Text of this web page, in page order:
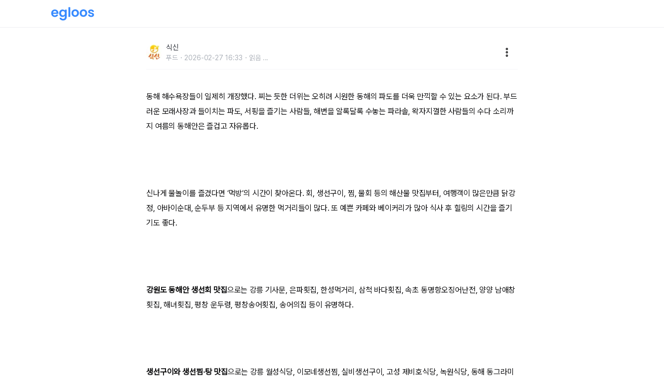
식신
푸드 2026-02-27 16:33 읽음 ...
동해 해수욕장들이 일제히 개장했다. 찌는 듯한 더위는 오히려 시원한 동해의 파도를 더욱 만끽할 수 있는 요소가 된다. 부드
러운 모래사장과 들이치는 파도, 서핑을 즐기는 사람들, 해변을 알록달록 수놓는 파라솔, 왁자지껄한 사람들의 수다 소리까
지 여름의 동해안은 즐겁고 자유롭다.
신나게 물놀이를 즐겼다면 ‘먹방’의 시간이 찾아온다. 회, 생선구이, 찜, 물회 등의 해산물 맛집부터, 여행객이 많은만큼 닭강
정, 아바이순대, 순두부 등 지역에서 유명한 먹거리들이 많다. 또 예쁜 카페와 베이커리가 많아 식사 후 힐링의 시간을 즐기
기도 좋다.
강원도 동해안 생선회 맛집으로는 강릉 기사문, 은파횟집, 한성먹거리, 삼척 바다횟집, 속초 동명항오징어난전, 양양 남애창
횟집, 해녀횟집, 평창 운두령, 평창송어횟집, 송어의집 등이 유명하다.
생선구이와 생선찜·탕 맛집으로는 강릉 월성식당, 이모네생선찜, 실비생선구이, 고성 제비호식당, 녹원식당, 동해 동그라미